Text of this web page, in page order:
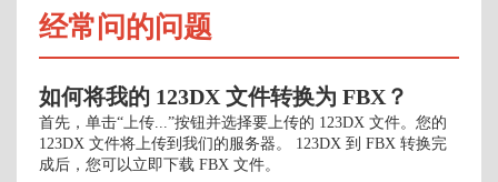
经常问的问题
如何将我的 123DX 文件转换为 FBX？
首先，单击“上传...”按钮并选择要上传的 123DX 文件。您的
123DX 文件将上传到我们的服务器。 123DX 到 FBX 转换完
成后，您可以立即下载 FBX 文件。